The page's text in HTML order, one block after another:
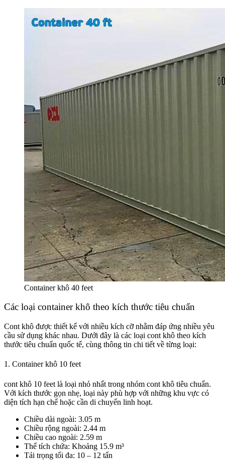
Container khô 40 feet
Các loại container khô theo kích thước tiêu chuẩn
Cont khô được thiết kế với nhiều kích cỡ nhằm đáp ứng nhiều yêu
cầu sử dụng khác nhau. Dưới đây là các loại cont khô theo kích
thước tiêu chuẩn quốc tế, cùng thông tin chi tiết về từng loại:
1. Container khô 10 feet
cont khô 10 feet là loại nhỏ nhất trong nhóm cont khô tiêu chuẩn.
Với kích thước gọn nhẹ, loại này phù hợp với những khu vực có
diện tích hạn chế hoặc cần di chuyển linh hoạt.
Chiều dài ngoài: 3.05 m
Chiều rộng ngoài: 2.44 m
Chiều cao ngoài: 2.59 m
Thể tích chứa: Khoảng 15.9 m³
Tải trọng tối đa: 10 – 12 tấn